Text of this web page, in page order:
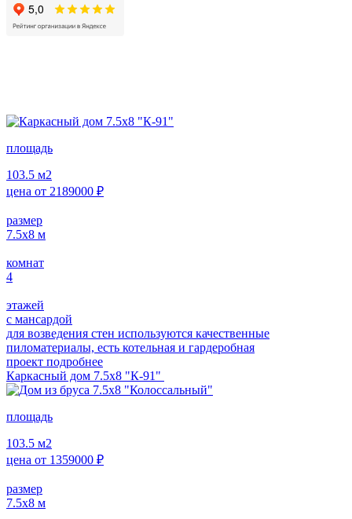
площадь
103.5 м2
цена от 2189000 ₽
размер
7.5х8 м
комнат
4
этажей
с мансардой
для возведения стен используются качественные
пиломатериалы, есть котельная и гардеробная
проект подробнее
Каркасный дом 7.5х8 "К-91"
площадь
103.5 м2
цена от 1359000 ₽
размер
7.5х8 м